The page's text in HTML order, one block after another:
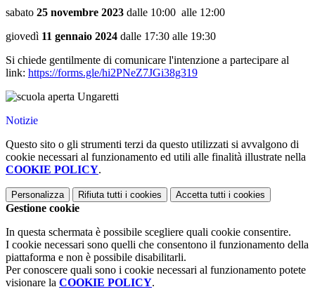
sabato 25 novembre 2023 dalle 10:00 alle 12:00
giovedì 11 gennaio 2024 dalle 17:30 alle 19:30
Si chiede gentilmente di comunicare l'intenzione a partecipare al
link: https://forms.gle/hi2PNeZ7JGi38g319
Notizie
Questo sito o gli strumenti terzi da questo utilizzati si avvalgono di
cookie necessari al funzionamento ed utili alle finalità illustrate nella
COOKIE POLICY.
Personalizza Rifiuta tutti i cookies Accetta tutti i cookies
Gestione cookie
In questa schermata è possibile scegliere quali cookie consentire.
I cookie necessari sono quelli che consentono il funzionamento della
piattaforma e non è possibile disabilitarli.
Per conoscere quali sono i cookie necessari al funzionamento potete
visionare la COOKIE POLICY.